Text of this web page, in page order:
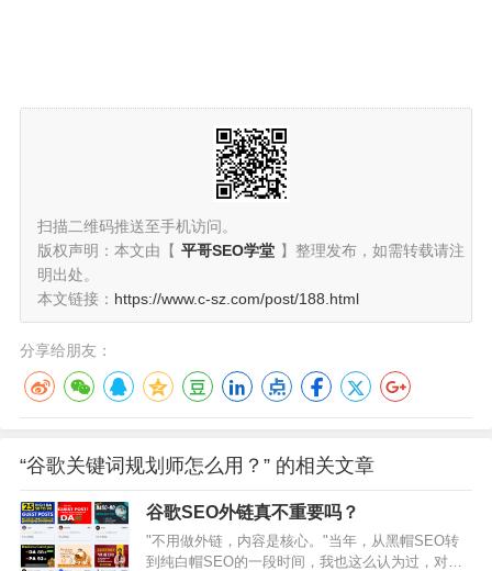
扫描二维码推送至手机访问。
版权声明：本文由【 平哥SEO学堂 】整理发布，如需转载请注
明出处。
本文链接： https://www.c-sz.com/post/188.html
分享给朋友：
“谷歌关键词规划师怎么用？” 的相关文章
谷歌SEO外链真不重要吗？
"不用做外链，内容是核心。"当年，从黑帽SEO转
到纯白帽SEO的一段时间，我也这么认为过，对外